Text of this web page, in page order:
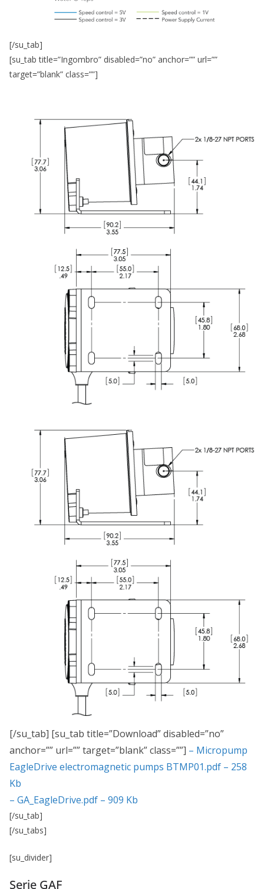
[/su_tab]
[su_tab title=”Ingombro” disabled=”no” anchor=”” url=””
target=”blank” class=””]
[/su_tab] [su_tab title=”Download” disabled=”no”
anchor=”” url=”” target=”blank” class=””] – Micropump
EagleDrive electromagnetic pumps BTMP01.pdf – 258
Kb
– GA_EagleDrive.pdf – 909 Kb
[/su_tab]
[/su_tabs]
[su_divider]
Serie GAF